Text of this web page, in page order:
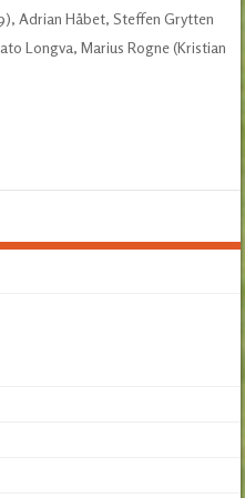
Adrian Håbet, Steffen Grytten
Longva, Marius Rogne (Kristian